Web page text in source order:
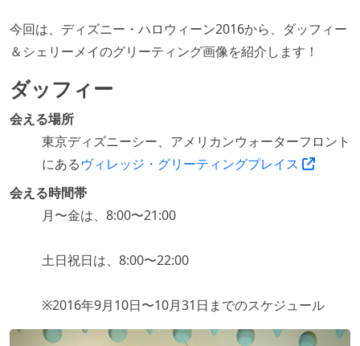
今回は、ディズニー・ハロウィーン2016から、ダッフィー
＆シェリーメイのグリーティング画像を紹介します！
ダッフィー
会える場所
東京ディズニーシー、アメリカンウォーターフロント
にあるヴィレッジ・グリーティングプレイス
会える時間帯
月〜金は、8:00〜21:00
土日祝日は、8:00〜22:00
※2016年9月10日〜10月31日までのスケジュール